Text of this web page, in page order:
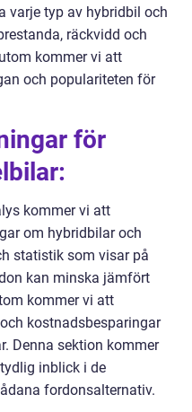
varje typ av hybridbil och
räckvidd och
kommer vi att
och populariteten för
för
kommer vi att
om hybridbilar och
statistik som visar på
kan minska jämfört
kommer vi att
kostnadsbesparingar
Denna sektion kommer
inblick i de
fordonsalternativ.